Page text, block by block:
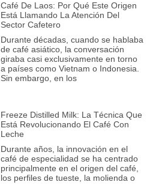
Café De Laos: Por Qué Este Origen
Está Llamando La Atención Del
Sector Cafetero
Durante décadas, cuando se hablaba
de café asiático, la conversación
giraba casi exclusivamente en torno
a países como Vietnam o Indonesia.
Sin embargo, en los
Freeze Distilled Milk: La Técnica Que
Está Revolucionando El Café Con
Leche
Durante años, la innovación en el
café de especialidad se ha centrado
principalmente en el origen del café,
los perfiles de tueste, la molienda o